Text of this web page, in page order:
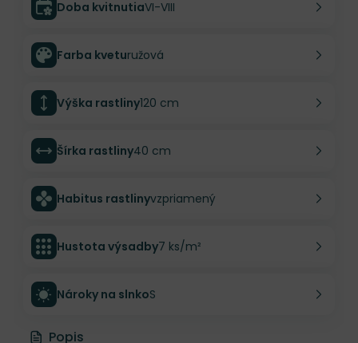
Doba kvitnutiaVI-VIII
Farba kveturužová
Výška rastliny120 cm
Šírka rastliny40 cm
Habitus rastlinyvzpriamený
Hustota výsadby7 ks/m²
Nároky na slnkoS
Popis